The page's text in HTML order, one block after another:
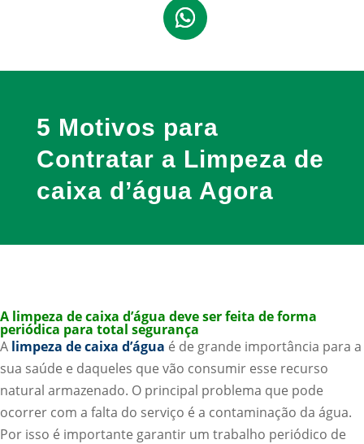
5 Motivos para
Contratar a Limpeza de
caixa d’água Agora
A limpeza de caixa d’água deve ser feita de forma
periódica para total segurança
A limpeza de caixa d’água é de grande importância para a
sua saúde e daqueles que vão consumir esse recurso
natural armazenado. O principal problema que pode
ocorrer com a falta do serviço é a contaminação da água.
Por isso é importante garantir um trabalho periódico de